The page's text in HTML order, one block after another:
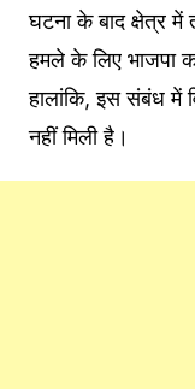
घटना के बाद क्षेत्र में
हमले के लिए भाजपा
हालांकि, इस संबंध में
नहीं मिली है।